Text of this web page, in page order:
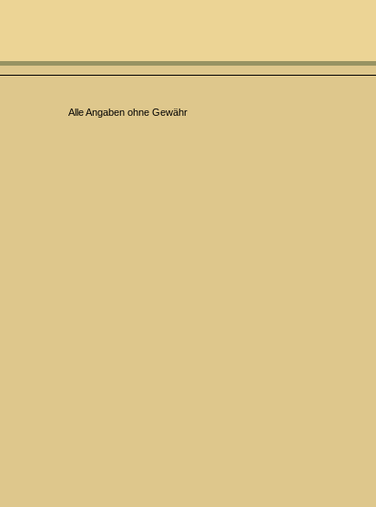
Alle Angaben ohne Gewähr